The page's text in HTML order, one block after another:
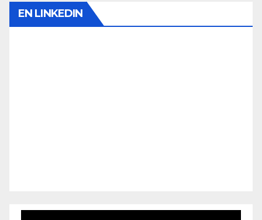
EN LINKEDIN